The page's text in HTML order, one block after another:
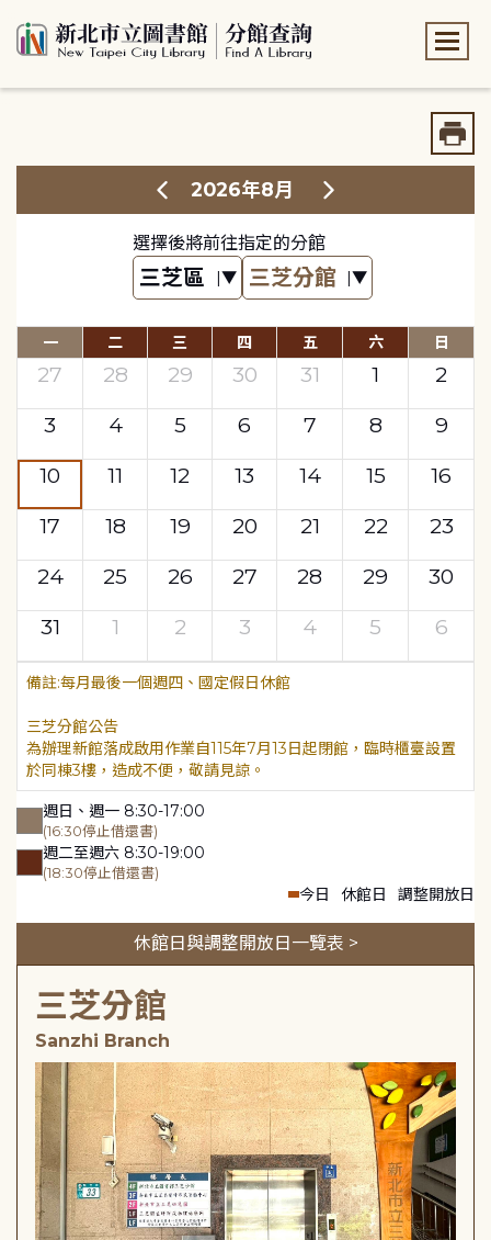
2026年8月
選擇後將前往指定的分館
一 二 三 四 五 六 日
27 28 29 30 31 1
2
3
4 5 6 7 8
9
10
11 12 13 14 15
16
17
18 19 20 21 22
23
24
25 26 27 28 29
30
31
1 2 3 4 5 6
每月最後一個週四、國定假日休館
三芝分館公告
為辦理新館落成啟用作業自115年7月13日起閉館，臨時櫃臺設置
於同棟3樓，造成不便，敬請見諒。
週日、週一 8:30-17:00
(16:30停止借還書)
週二至週六 8:30-19:00
(18:30停止借還書)
今日 休館日 調整開放日
休館日與調整開放日一覽表 >
三芝分館
Sanzhi Branch